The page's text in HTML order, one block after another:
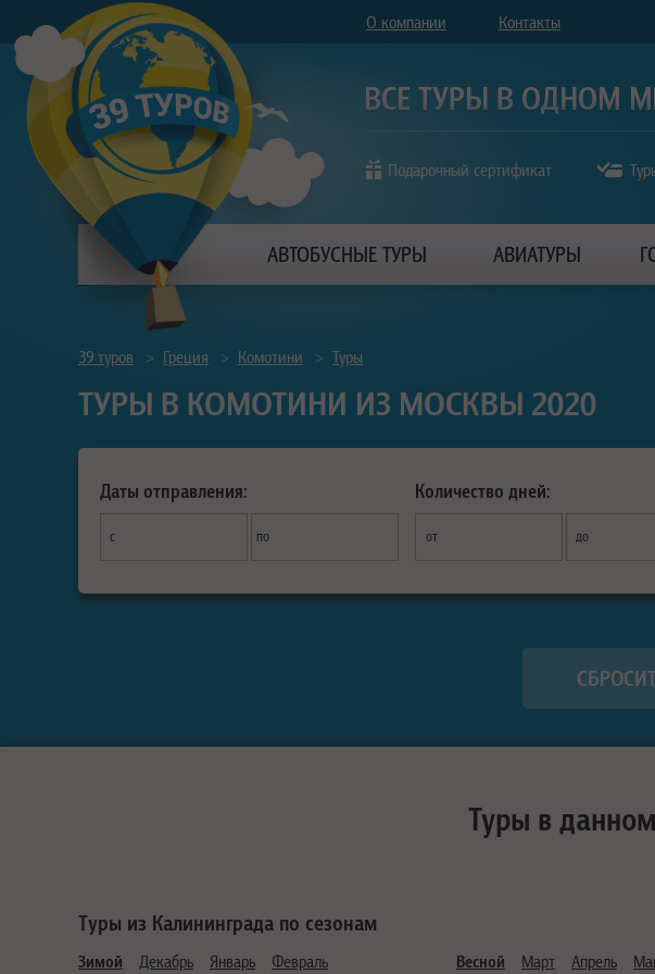
О компании Контакты
Подарочный сертификат
АВТОБУСНЫЕ ТУРЫ АВИАТУРЫ
39 туров > Греция > Комотини > Туры
ТУРЫ В КОМОТИНИ ИЗ МОСКВЫ 2020
Даты отправления:
с по
Количество дней:
от до
Туры в
Туры из Калининграда по сезонам
Зимой Декабрь Январь Февраль Весной Март Апрель